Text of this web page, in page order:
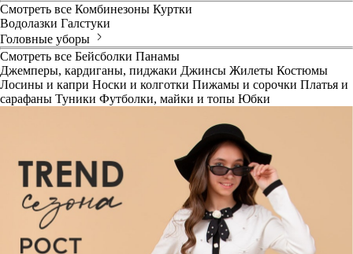
Смотреть все Комбинезоны Куртки
Водолазки Галстуки
Головные уборы
Смотреть все Бейсболки Панамы
Джемперы, кардиганы, пиджаки Джинсы Жилеты Костюмы
Лосины и капри Носки и колготки Пижамы и сорочки Платья и
сарафаны Туники Футболки, майки и топы Юбки